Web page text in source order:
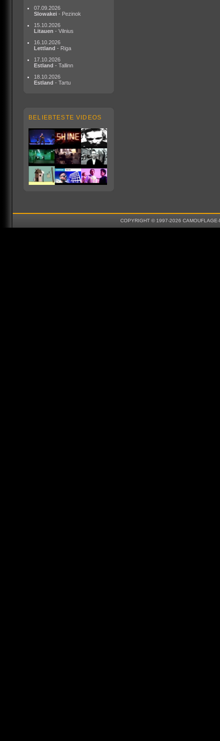
07.09.2026
Slowakei - Pezinok
15.10.2026
Litauen - Vilnius
16.10.2026
Lettland - Riga
17.10.2026
Estland - Tallinn
18.10.2026
Estland - Tartu
BELIEBTESTE VIDEOS
COPYRIGHT © 1997-2026 CAMOUFLAGE-